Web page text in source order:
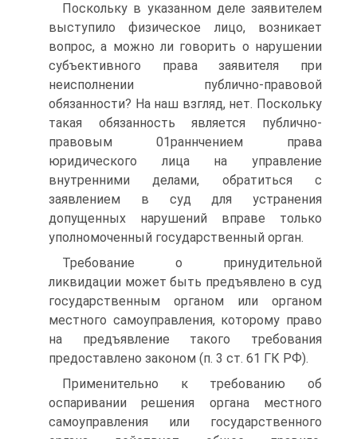
Поскольку в указанном деле заявителем
выступило физическое лицо, возникает
вопрос, а можно ли говорить о нарушении
субъективного права заявителя при
неисполнении публично-правовой
обязанности? На наш взгляд, нет. Поскольку
такая обязанность является публично-
правовым 01раннчением права
юридического лица на управление
внутренними делами, обратиться с
заявлением в суд для устранения
допущенных нарушений вправе только
уполномоченный государственный орган.
Требование о принудительной
ликвидации может быть предъявлено в суд
государственным органом или органом
местного самоуправления, которому право
на предъявление такого требования
предоставлено законом (п. 3 ст. 61 ГК РФ).
Применительно к требованию об
оспаривании решения органа местного
самоуправления или государственного